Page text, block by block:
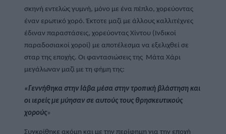
σκηνή εντελώς γυμνή, μόνο με ένα πέπλο, χορεύοντας
έναν ερωτικό χορό. Έκτοτε μαζί με άλλους καλλιτέχνες
έδιναν παραστάσεις, χορεύοντας Χίντου (Ινδικοί
παραδοσιακοί χοροί) με αποτέλεσμα να εξελιχθεί σε
σταρ της εποχής. Οι φαντασιώσεις της  Μάτα Χάρι
μεγάλωναν μαζί με τη φήμη της:
«Γεννήθηκα στην Ιάβα μέσα στην τροπική βλάστηση και
οι ιερείς με μύησαν σε αυτούς τους θρησκευτικούς
χορούς»